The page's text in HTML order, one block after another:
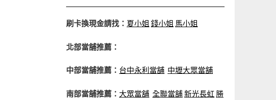
刷卡換現金請找： 夏小姐 錢小姐 馬小姐
北部當舖推薦：
中部當舖推薦： 台中永利當舖 中壢大眾當舖
南部當舖推薦： 大眾當舖 全聯當舖新光長虹 勝